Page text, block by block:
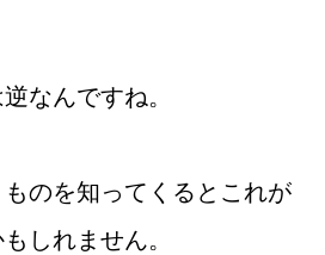
なんですね。
のを知ってくるとこれが
しれません。